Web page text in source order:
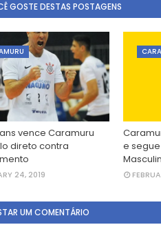
GOSTE DESTAS POSTAGENS
vence Caramuru
direto contra
24, 2019
e
UM COMENTÁRIO